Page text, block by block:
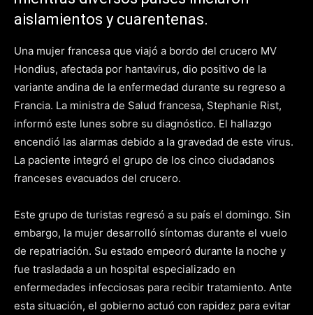
aislamientos y cuarentenas.
Una mujer francesa que viajó a bordo del crucero MV
Hondius, afectada por hantavirus, dio positivo de la
variante andina de la enfermedad durante su regreso a
Francia. La ministra de Salud francesa, Stephanie Rist,
informó este lunes sobre su diagnóstico. El hallazgo
encendió las alarmas debido a la gravedad de este virus.
La paciente integró el grupo de los cinco ciudadanos
franceses evacuados del crucero.
Este grupo de turistas regresó a su país el domingo. Sin
embargo, la mujer desarrolló síntomas durante el vuelo
de repatriación. Su estado empeoró durante la noche y
fue trasladada a un hospital especializado en
enfermedades infecciosas para recibir tratamiento. Ante
esta situación, el gobierno actuó con rapidez para evitar